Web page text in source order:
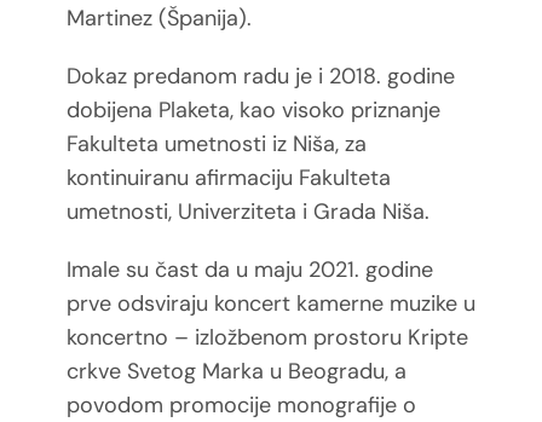
Martinez (Španija).
Dokaz predanom radu je i 2018. godine
dobijena Plaketa, kao visoko priznanje
Fakulteta umetnosti iz Niša, za
kontinuiranu afirmaciju Fakulteta
umetnosti, Univerziteta i Grada Niša.
Imale su čast da u maju 2021. godine
prve odsviraju koncert kamerne muzike u
koncertno – izložbenom prostoru Kripte
crkve Svetog Marka u Beogradu, a
povodom promocije monografije o